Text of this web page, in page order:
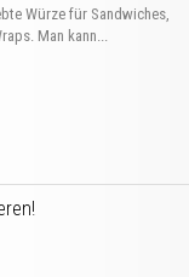
Würze für Sandwiches,
Man kann...